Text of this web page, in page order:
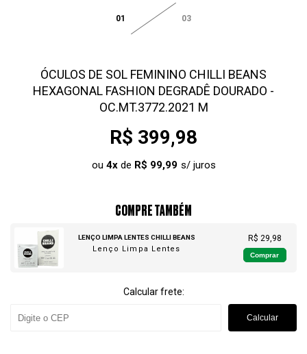
01 03
ÓCULOS DE SOL FEMININO CHILLI BEANS
HEXAGONAL FASHION DEGRADÊ DOURADO -
OC.MT.3772.2021 M
R$ 399,98
ou 4xde R$ 99,99
COMPRE TAMBÉM
LENÇO LIMPA LENTES CHILLI BEANS
Lenço Limpa Lentes
R$ 29,98
Comprar
Calcular frete:
Calcular